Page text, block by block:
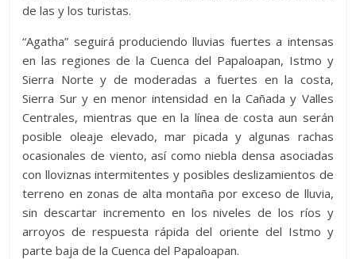
de las y los turistas.
“Agatha” seguirá produciendo lluvias fuertes a intensas
en las regiones de la Cuenca del Papaloapan, Istmo y
Sierra Norte y de moderadas a fuertes en la costa,
Sierra Sur y en menor intensidad en la Cañada y Valles
Centrales, mientras que en la línea de costa aun serán
posible oleaje elevado, mar picada y algunas rachas
ocasionales de viento, así como niebla densa asociadas
con lloviznas intermitentes y posibles deslizamientos de
terreno en zonas de alta montaña por exceso de lluvia,
sin descartar incremento en los niveles de los ríos y
arroyos de respuesta rápida del oriente del Istmo y
parte baja de la Cuenca del Papaloapan.